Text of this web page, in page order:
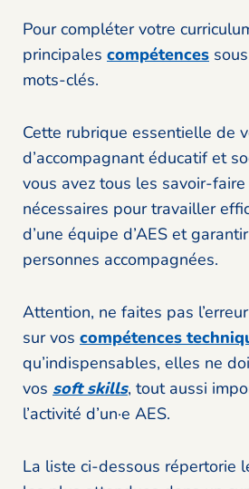
Pour compléter votre
principales compétences
mots-clés.
Cette rubrique essentielle de
d’accompagnant éducatif et
vous avez tous les savoir-
nécessaires pour travailler
d’une équipe d’AES et
personnes accompagnées.
Attention, ne faites pas
sur vos compétences
qu’indispensables, elles ne
vos soft skills, tout aussi
l’activité d’un·e AES.
La liste ci-dessous répertorie